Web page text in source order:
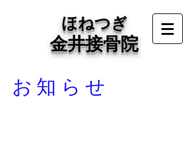
ほねつぎ
金井接骨院
お知らせ